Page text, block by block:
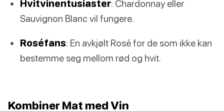
Hvitvinentusiaster: Chardonnay eller
Sauvignon Blanc vil fungere.
Roséfans: En avkjølt Rosé for de som ikke kan
bestemme seg mellom rød og hvit.
Kombiner Mat med Vin